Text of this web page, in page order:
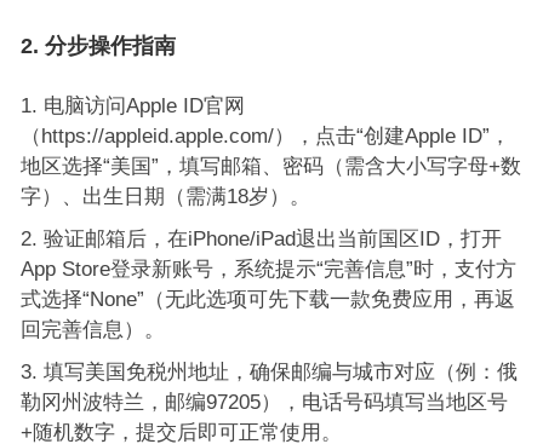
2. 分步操作指南
电脑访问Apple ID官网
（https://appleid.apple.com/），点击“创建Apple ID”，
地区选择“美国”，填写邮箱、密码（需含大小写字母+数
字）、出生日期（需满18岁）。
验证邮箱后，在iPhone/iPad退出当前国区ID，打开
App Store登录新账号，系统提示“完善信息”时，支付方
式选择“None”（无此选项可先下载一款免费应用，再返
回完善信息）。
填写美国免税州地址，确保邮编与城市对应（例：俄
勒冈州波特兰，邮编97205），电话号码填写当地区号
+随机数字，提交后即可正常使用。